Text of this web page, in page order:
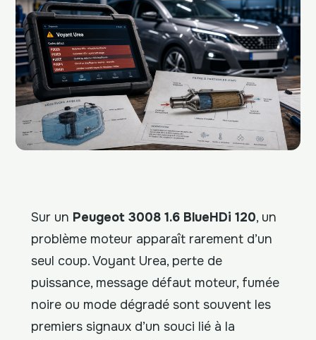
Sur un Peugeot 3008 1.6 BlueHDi 120, un
problème moteur apparaît rarement d’un
seul coup. Voyant Urea, perte de
puissance, message défaut moteur, fumée
noire ou mode dégradé sont souvent les
premiers signaux d’un souci lié à la